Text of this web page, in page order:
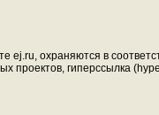
ej.ru, охраняются в
проектов, гиперссылка